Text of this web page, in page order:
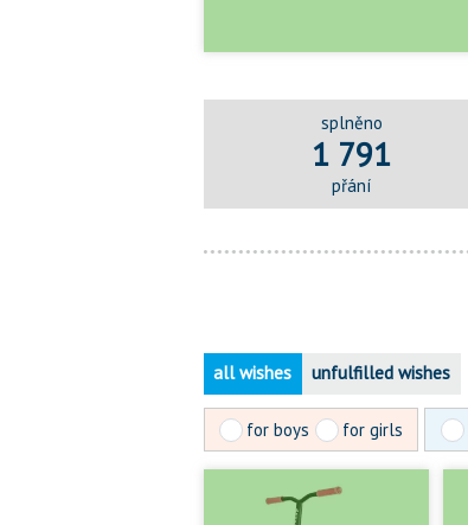
splněno
1 791
přání
all wishes unfulfilled wishes
for boys for girls